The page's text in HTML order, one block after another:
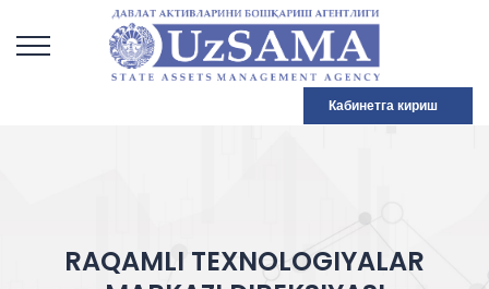
Кабинетга кириш
RAQAMLI TEXNOLOGIYALAR